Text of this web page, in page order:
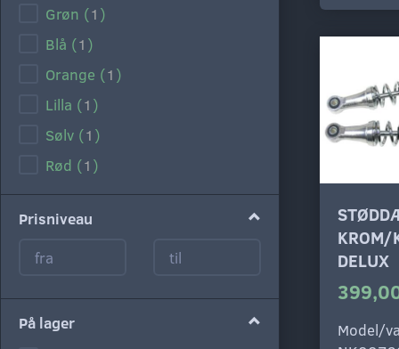
Grøn (1 )
Blå (1 )
Orange (1 )
Lilla (1 )
Sølv (1 )
Rød (1 )
Prisniveau
På lager
KROM/
DELUX
Model/